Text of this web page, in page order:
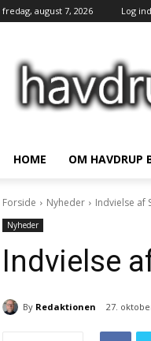
fredag, august 7, 2026 Log
HOME OM HAVDRUP
Forside Nyheder Indvielse af
Nyheder
Indvielse
By Redaktionen 27.